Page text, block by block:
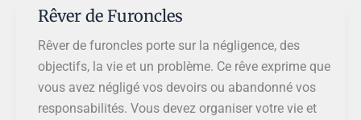
Rêver de Furoncles
Rêver de furoncles porte sur la négligence, des
objectifs, la vie et un problème. Ce rêve exprime que
vous avez négligé vos devoirs ou abandonné vos
responsabilités. Vous devez organiser votre vie et